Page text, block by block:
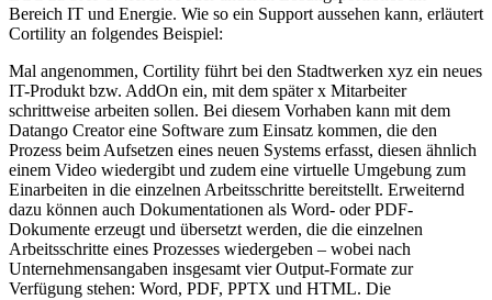
Bereich IT und Energie. Wie so ein Support aussehen kann, erläutert
Cortility an folgendes Beispiel:
Mal angenommen, Cortility führt bei den Stadtwerken xyz ein neues
IT-Produkt bzw. AddOn ein, mit dem später x Mitarbeiter
schrittweise arbeiten sollen. Bei diesem Vorhaben kann mit dem
Datango Creator eine Software zum Einsatz kommen, die den
Prozess beim Aufsetzen eines neuen Systems erfasst, diesen ähnlich
einem Video wiedergibt und zudem eine virtuelle Umgebung zum
Einarbeiten in die einzelnen Arbeitsschritte bereitstellt. Erweiternd
dazu können auch Dokumentationen als Word- oder PDF-
Dokumente erzeugt und übersetzt werden, die die einzelnen
Arbeitsschritte eines Prozesses wiedergeben – wobei nach
Unternehmensangaben insgesamt vier Output-Formate zur
Verfügung stehen: Word, PDF, PPTX und HTML. Die